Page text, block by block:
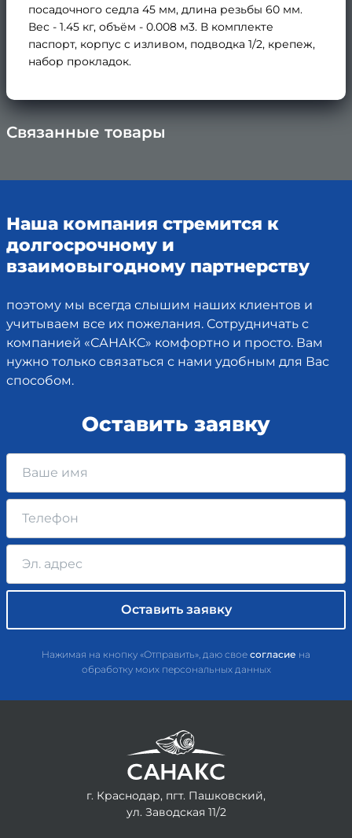
посадочного седла 45 мм, длина резьбы 60 мм.
Вес - 1.45 кг, объём - 0.008 м3. В комплекте
паспорт, корпус с изливом, подводка 1/2, крепеж,
набор прокладок.
Связанные товары
Наша компания стремится к
долгосрочному и
взаимовыгодному партнерству
поэтому мы всегда слышим наших клиентов и
учитываем все их пожелания. Сотрудничать с
компанией «САНАКС» комфортно и просто. Вам
нужно только связаться с нами удобным для Вас
способом.
Оставить заявку
Нажимая на кнопку «Отправить», даю свое согласие на
обработку моих персональных данных
г. Краснодар, пгт. Пашковский,
ул. Заводская 11/2